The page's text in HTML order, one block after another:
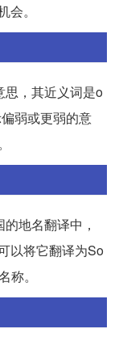
。
思，其近义词是o
弱或更弱的意
地名翻译中，
以将它翻译为So
。